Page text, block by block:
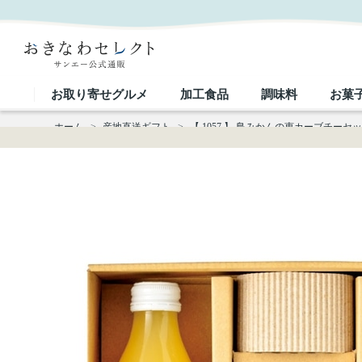
お取り寄せグルメ 加工食品 調味料 お菓
ホーム > 産地直送ギフト > 【 1057 】 島みかんの恵カーブチー